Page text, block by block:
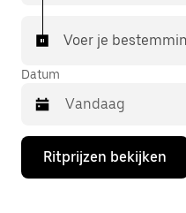
Voer je
Datum
Druk
de
Ritprijzen bekijken